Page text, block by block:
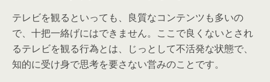
テレビを観るといっても、良質なコンテンツも多いの
で、十把一絡げにはできません。ここで良くないとされ
るテレビを観る行為とは、じっとして不活発な状態で、
知的に受け身で思考を要さない営みのことです。